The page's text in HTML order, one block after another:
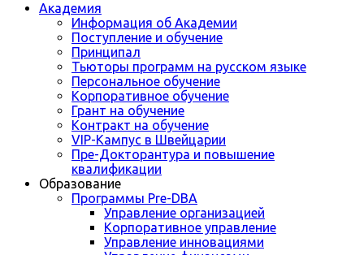
Академия
Информация об Академии
Поступление и обучение
Принципал
Тьюторы программ на русском языке
Персональное обучение
Корпоративное обучение
Грант на обучение
Контракт на обучение
VIP-Кампус в Швейцарии
Пре-Докторантура и повышение
квалификации
Образование
Программы Pre-DBA
Управление организацией
Корпоративное управление
Управление инновациями